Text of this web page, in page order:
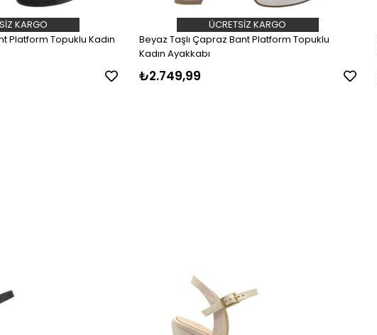
Platform Topuklu Kadın
KARGO
Beyaz Taşlı Çapraz Bant Platform Topuklu
Kadın Ayakkabı
₺2.749,99
ÜCRETSIZ KARGO